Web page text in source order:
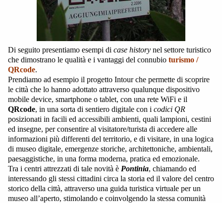
Di seguito presentiamo esempi di case history nel settore turistico
che dimostrano le qualità e i vantaggi del connubio turismo /
QRcode.
Prendiamo ad esempio il progetto Intour che permette di scoprire
le città che lo hanno adottato attraverso qualunque dispositivo
mobile device, smartphone o tablet, con una rete WiFi e il
QRcode, in una sorta di sentiero digitale con i codici QR
posizionati in facili ed accessibili ambienti, quali lampioni, cestini
ed insegne, per consentire al visitatore/turista di accedere alle
informazioni più differenti del territorio, e di visitare, in una logica
di museo digitale, emergenze storiche, architettoniche, ambientali,
paesaggistiche, in una forma moderna, pratica ed emozionale.
Tra i centri attrezzati di tale novità è Pontinia, chiamando ed
interessando gli stessi cittadini circa la storia ed il valore del centro
storico della città, attraverso una guida turistica virtuale per un
museo all’aperto, stimolando e coinvolgendo la stessa comunità